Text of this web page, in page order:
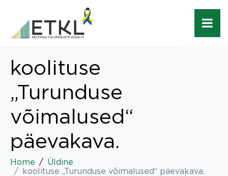
koolituse
„Turunduse
võimalused“
päevakava.
Home
Üldine
koolituse „Turunduse võimalused“ päevakava.